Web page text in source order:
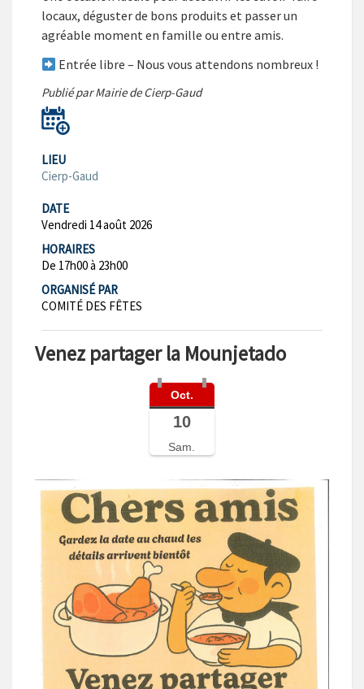
locaux, déguster de bons produits et passer un
agréable moment en famille ou entre amis.
Entrée libre – Nous vous attendons nombreux !
Publié par Mairie de Cierp-Gaud
LIEU
Cierp-Gaud
DATE
Vendredi 14 août 2026
HORAIRES
De 17h00 à 23h00
ORGANISÉ PAR
COMITÉ DES FÊTES
Venez partager la Mounjetado
Oct.
10
Sam.